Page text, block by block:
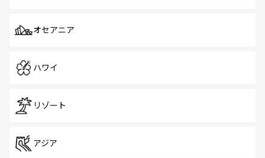
オセアニア
ハワイ
リゾート
アジア